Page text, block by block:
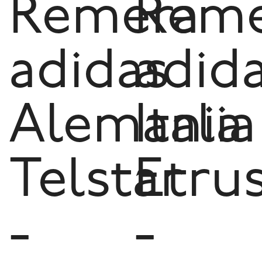
Remera
adidas
Alemania
Telstar
-
Italia
-